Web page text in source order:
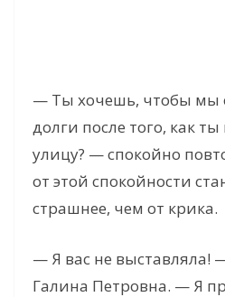
— Ты хочешь, чтобы мы
долги после того, как
улицу? — спокойно
от этой спокойности
страшнее, чем от крика.
— Я вас не выставляла!
Галина Петровна. — Я